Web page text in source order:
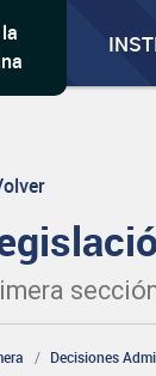
Decisiones